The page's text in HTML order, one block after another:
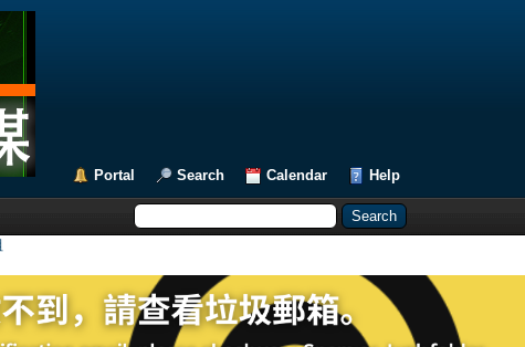
Portal Search Calendar Help